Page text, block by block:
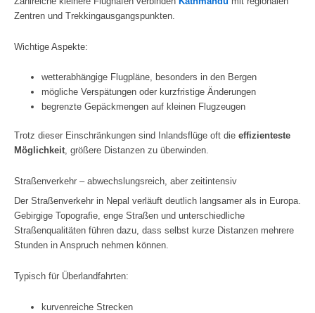
Zentren und Trekkingausgangspunkten.
Wichtige Aspekte:
wetterabhängige Flugpläne, besonders in den Bergen
mögliche Verspätungen oder kurzfristige Änderungen
begrenzte Gepäckmengen auf kleinen Flugzeugen
Trotz dieser Einschränkungen sind Inlandsflüge oft die effizienteste
Möglichkeit , größere Distanzen zu überwinden.
Straßenverkehr – abwechslungsreich, aber zeitintensiv
Der Straßenverkehr in Nepal verläuft deutlich langsamer als in Europa.
Gebirgige Topografie, enge Straßen und unterschiedliche
Straßenqualitäten führen dazu, dass selbst kurze Distanzen mehrere
Stunden in Anspruch nehmen können.
Typisch für Überlandfahrten:
kurvenreiche Strecken